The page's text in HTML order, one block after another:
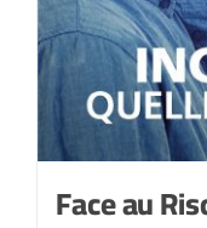
Face au